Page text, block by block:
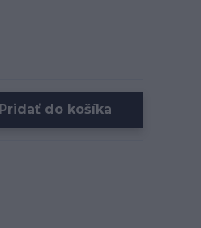
Pridať do košíka